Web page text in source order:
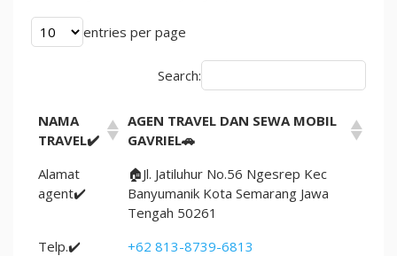
entries per page
Search:
NAMA
TRAVEL✔️
AGEN TRAVEL DAN SEWA MOBIL
GAVRIEL🚗
Alamat
agent✔️
🏠Jl. Jatiluhur No.56 Ngesrep Kec
Banyumanik Kota Semarang Jawa
Tengah 50261
Telp.✔️
+62 813-8739-6813